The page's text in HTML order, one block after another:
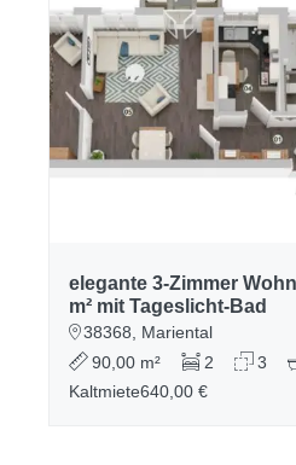
elegante 3-Zimmer
m² mit Tageslicht-Bad
38368, Mariental
90,00 m²
2 3
Kaltmiete640,00 €